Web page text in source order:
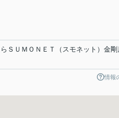
ＳＵＭＯＮＥＴ（スモネット）金剛
情報